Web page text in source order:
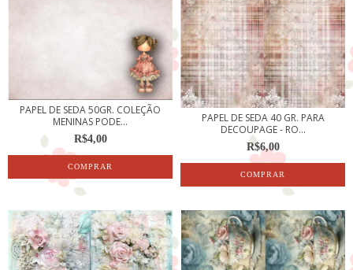
PAPEL DE SEDA 50GR. COLEÇÃO
MENINAS PODE...
R$4,00
PAPEL DE SEDA 40 GR. PARA
DECOUPAGE - RO...
R$6,00